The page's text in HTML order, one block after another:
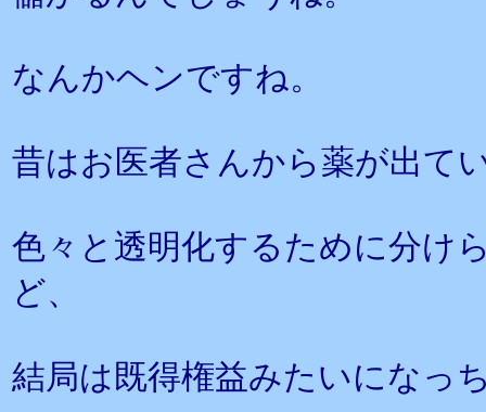
なんかヘンですね。
昔はお医者さんから薬が出て
色々と透明化するために分け
ど、
結局は既得権益みたいになっ